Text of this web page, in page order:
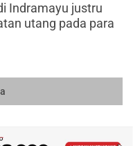
Indramayu justru
utang pada para